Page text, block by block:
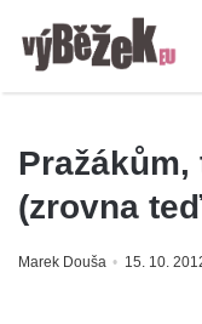
Pražákům,
(zrovna
Marek Douša 15. 10.